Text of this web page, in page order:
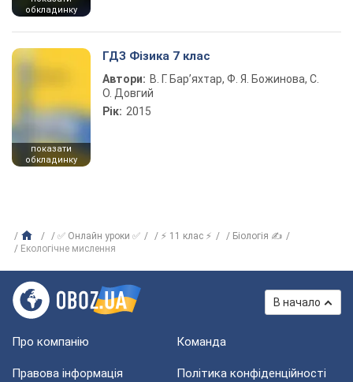
обкладинку
показати
обкладинку
ГДЗ Фізика 7 клас
Автори: В. Г. Бар’яхтар, Ф. Я. Божинова, С.
О. Довгий
Рік: 2015
✅ Онлайн уроки ✅ ⚡ 11 клас ⚡
Біологія ✍
Екологічне мислення
В начало
Про компанію Команда
Правова інформація Політика конфіденційності